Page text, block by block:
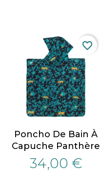
Poncho De Bain À
Capuche Panthère
34,00 €
favorite_border